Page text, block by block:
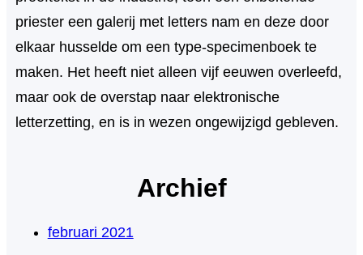
priester een galerij met letters nam en deze door
elkaar husselde om een type-specimenboek te
maken. Het heeft niet alleen vijf eeuwen overleefd,
maar ook de overstap naar elektronische
letterzetting, en is in wezen ongewijzigd gebleven.
Archief
februari 2021